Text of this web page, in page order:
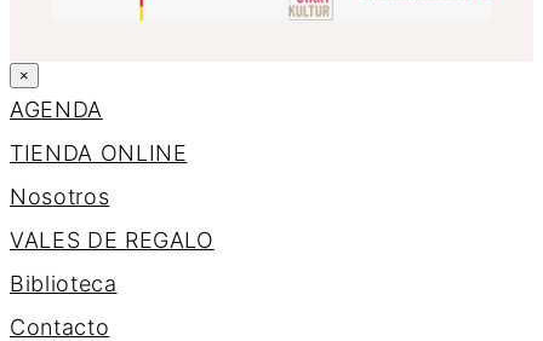
×
AGENDA
TIENDA ONLINE
Nosotros
VALES DE REGALO
Biblioteca
Contacto